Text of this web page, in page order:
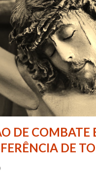
suas insinuações me
neste momento, eu
forças ao poder de
que o Senhor
malignas que me
por meio desses
mim juntamente com
Senhor Jesus, a partir
me deixar arrastar por
de apego, de
de devassidão, de
DE COMBATE
DE